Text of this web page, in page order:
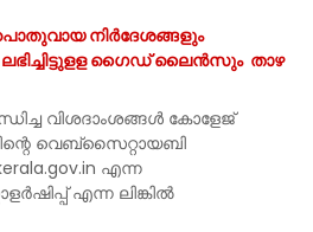
നിർദേശങ്ങളും
ലഭിച്ചിട്ടുളള ഗൈഡ് ലൈൻസും താഴ
വിശദാംശങ്ങൾ കോളേജ്
വെബ്സൈറ്റായബി
എന്ന
എന്ന ലിങ്കിൽ